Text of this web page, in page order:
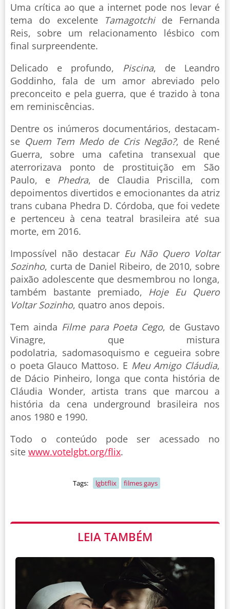
Uma crítica ao que a internet pode nos levar é
tema do excelente
Tamagotchide Fernanda
Reis, sobre um relacionamento lésbico com
final surpreendente.
Delicado e profundo, Piscina, de Leandro
Goddinho, fala de um amor abreviado pelo
preconceito e pela guerra, que é trazido à tona
em reminiscências.
Dentre os inúmeros documentários, destacam-
se Quem Tem Medo de Cris Negão?, de René
Guerra, sobre uma cafetina transexual que
aterrorizava ponto de prostituição em São
Paulo, e Phedra, de Claudia Priscilla, com
depoimentos divertidos e emocionantes da atriz
trans cubana Phedra D. Córdoba, que foi vedete
e pertenceu à cena teatral brasileira até sua
morte, em 2016.
Impossível não destacar Eu Não Quero Voltar
Sozinho, curta de Daniel Ribeiro, de 2010, sobre
paixão adolescente que desmembrou no longa,
também bastante premiado, Hoje Eu Quero
Voltar Sozinho, quatro anos depois.
Tem ainda Filme para Poeta Cego, de Gustavo
Vinagre, que mistura
podolatria, sadomasoquismo e cegueira sobre
o poeta Glauco Mattoso. E Meu Amigo Cláudia,
de Dácio Pinheiro, longa que conta história de
Cláudia Wonder, artista trans que marcou a
história da cena underground brasileira nos
anos 1980 e 1990.
Todo o conteúdo pode ser acessado no
site www.votelgbt.org/flix.
Tags: lgbtflix filmes gays
LEIA TAMBÉM